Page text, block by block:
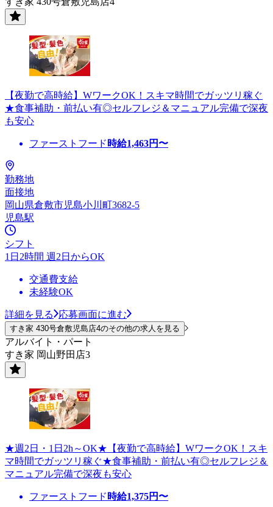
【夜勤で高時給】WワークOK！スキマ時間でガッツリ稼ぐ
★食事補助・前払い有◎セルフレジ＆マニュアル完備で深夜
も安心
ファーストフード 時給1,463円〜
勤務地
面接地
岡山県倉敷市児島小川町3682-5
児島駅
シフト
1日2時間 週2日からOK
交通費支給
未経験OK
詳細を見る 応募画面に進む
すき家 430号倉敷児島店4のその他の求人を見る
アルバイト・パート
すき家 岡山野田店3
★週2日・1日2h～OK★【夜勤で高時給】WワークOK！スキ
マ時間でガッツリ稼ぐ★食事補助・前払い有◎セルフレジ＆
マニュアル完備で深夜も安心
ファーストフード 時給1,375円〜